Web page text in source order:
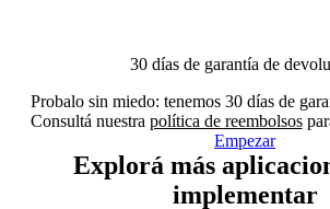
30 días de garantía de
Probalo sin miedo: tenemos 30 días de
Consultá nuestra política de reembolsos
Empezar
Explorá más
implementar